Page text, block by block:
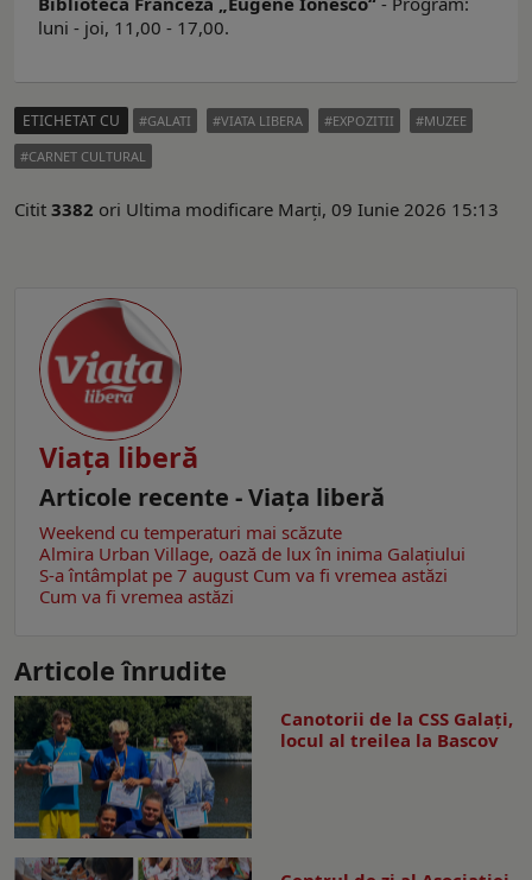
luni - joi, 11,00 - 17,00.
ETICHETAT CU GALATI VIATA LIBERA EXPOZITII
MUZEE
CARNET CULTURAL
Citit 3382 ori Ultima modificare Marți, 09 Iunie 2026 15:13
Viaţa liberă
Articole recente - Viaţa liberă
Weekend cu temperaturi mai scăzute
Almira Urban Village, oază de lux în inima Galațiului
S-a întâmplat pe 7 august Cum va fi vremea astăzi
Cum va fi vremea astăzi
Articole înrudite
Canotorii de la CSS Galați,
locul al treilea la Bascov